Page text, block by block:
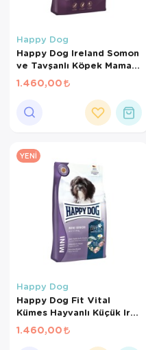
Happy Dog
Happy Dog Ireland Somon
ve Tavşanlı Köpek Maması
4 Kg
1.460,00
YENI
Happy Dog
Happy Dog Fit Vital
Kümes Hayvanlı Küçük Irk
Yaşlı Köpek Maması 4 Kg
1.460,00